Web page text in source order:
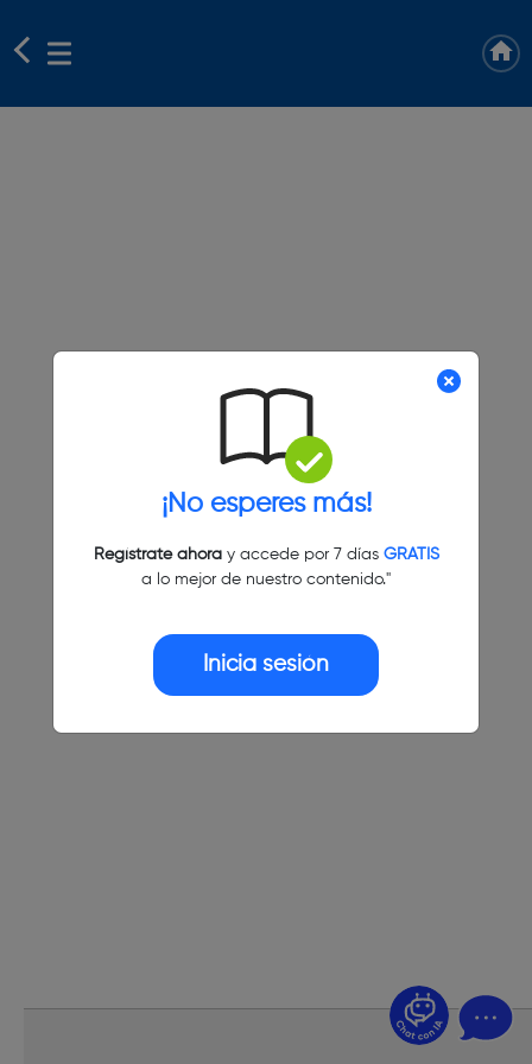
¡No esperes más!
Regístrate ahoray accede por 7 días GRATIS
a lo mejor de nuestro contenido."
Inicia sesión